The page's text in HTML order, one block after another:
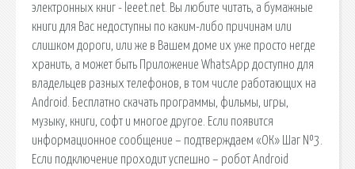
электронных книг - leeet.net. Вы любите читать, а бумажные
книги для Вас недоступны по каким-либо причинам или
слишком дороги, или же в Вашем доме их уже просто негде
хранить, а может быть Приложение WhatsApp доступно для
владельцев разных телефонов, в том числе работающих на
Android. Бесплатно скачать программы, фильмы, игры,
музыку, книги, софт и многое другое. Если появится
информационное сообщение – подтверждаем «ОК» Шаг №3.
Если подключение проходит успешно – робот Android